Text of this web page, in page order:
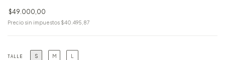
$49.000,00
Precio sin impuestos $40.495,87
TALLE S M